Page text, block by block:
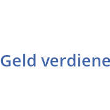
Geld